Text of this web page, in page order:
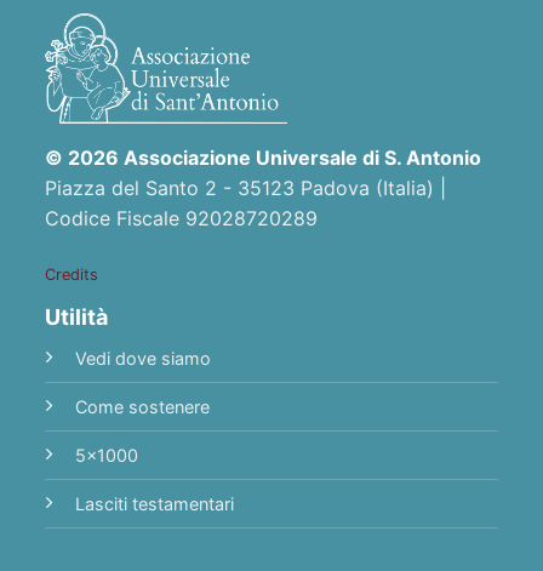
© 2026 Associazione Universale di S. Antonio
Piazza del Santo 2 - 35123 Padova (Italia) |
Codice Fiscale 92028720289
Credits
Utilità
Vedi dove siamo
Come sostenere
5x1000
Lasciti testamentari